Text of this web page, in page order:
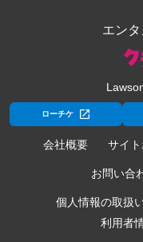
エン
ローチケ
会社概要 サイ
お問い合
個人情報の取扱
利用者